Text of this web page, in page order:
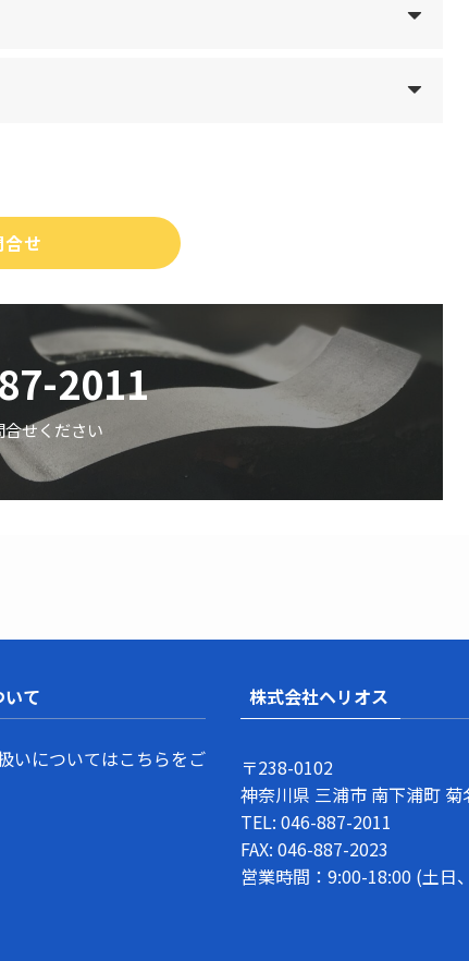
せ
2011
せください
て
いについてはこちらをご
株式会社ヘリオス
〒238-0102​
神奈川県 三浦市 南下浦町
TEL: 046-887-2011
FAX​: 046-887-2023
営業時間：9:00-18:00 (土日